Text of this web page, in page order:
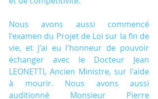
Nous avons aussi commencé
l'examen du Projet de Loi sur la fin de
vie, et j'ai eu l'honneur de pouvoir
échanger avec le Docteur Jean
LEONETTI, Ancien Ministre, sur l'aide
à mourir. Nous avons aussi
auditionné Monsieur Pierre